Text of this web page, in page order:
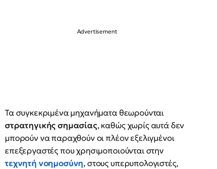
Τα συγκεκριμένα μηχανήματα θεωρούνται
στρατηγικής σημασίας, καθώς χωρίς αυτά δεν
μπορούν να παραχθούν οι πλέον εξελιγμένοι
επεξεργαστές που χρησιμοποιούνται στην
τεχνητή νοημοσύνη, στους υπερυπολογιστές,